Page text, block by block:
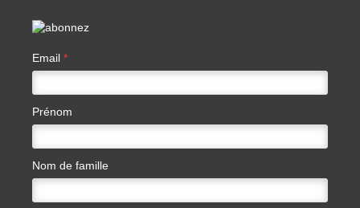
Email *
Prénom
Nom de famille